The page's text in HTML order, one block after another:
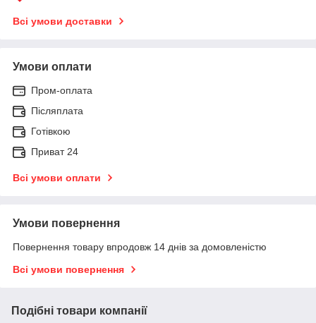
Всі умови доставки
Умови оплати
Пром-оплата
Післяплата
Готівкою
Приват 24
Всі умови оплати
Умови повернення
Повернення товару впродовж 14 днів за домовленістю
Всі умови повернення
Подібні товари компанії